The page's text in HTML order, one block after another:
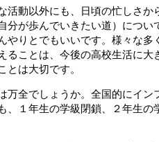
動以外にも、日頃の忙しさか
分が歩んでいきたい道）につい
やりとでもいいです。様々な多
ることは、今後の高校生活に大
とは大切です。
全でしょうか。全国的にイン
、１年生の学級閉鎖、２年生